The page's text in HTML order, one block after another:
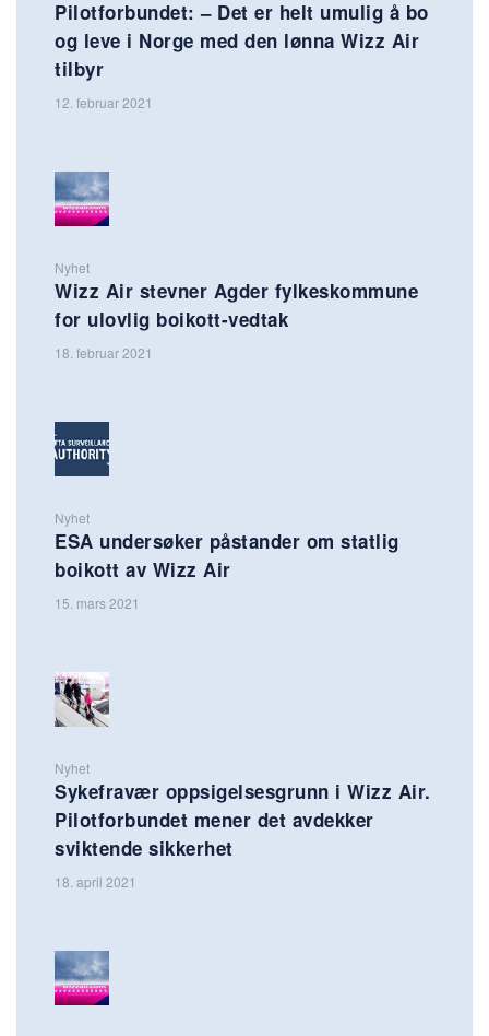
Pilotforbundet: – Det er helt umulig å bo
og leve i Norge med den lønna Wizz Air
tilbyr
12. februar 2021
Nyhet
Wizz Air stevner Agder fylkeskommune
for ulovlig boikott-vedtak
18. februar 2021
Nyhet
ESA undersøker påstander om statlig
boikott av Wizz Air
15. mars 2021
Nyhet
Sykefravær oppsigelsesgrunn i Wizz Air.
Pilotforbundet mener det avdekker
sviktende sikkerhet
18. april 2021